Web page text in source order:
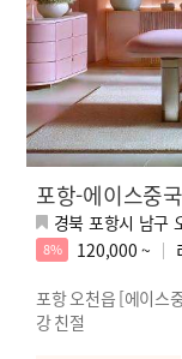
포항-에이스중
경북 포항시 남구
8% 120,000 ~
포항 오천읍 [에이
강 친절